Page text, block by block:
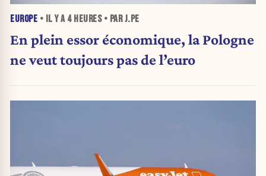
EUROPE • IL Y A 4 HEURES• PAR J.PE
En plein essor économique, la Pologne
ne veut toujours pas de l’euro